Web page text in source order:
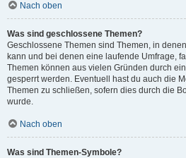
Nach oben
Was sind geschlossene Themen?
Geschlossene Themen sind Themen, in
kann und bei denen eine laufende Umfrage,
Themen können aus vielen Gründen durch
gesperrt werden. Eventuell hast du auch die
Themen zu schließen, sofern dies durch die
wurde.
Nach oben
Was sind Themen-Symbole?